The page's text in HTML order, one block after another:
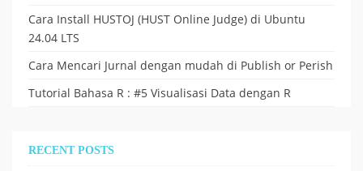
Cara Install HUSTOJ (HUST Online Judge) di Ubuntu
24.04 LTS
Cara Mencari Jurnal dengan mudah di Publish or Perish
Tutorial Bahasa R : #5 Visualisasi Data dengan R
RECENT POSTS